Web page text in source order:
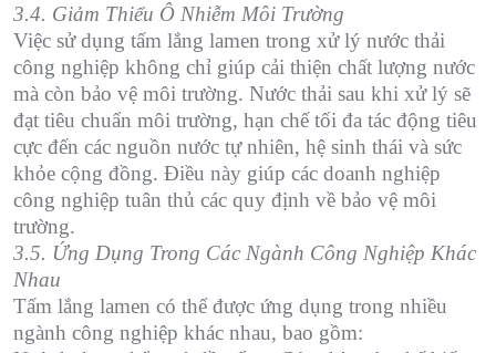
3.4. Giảm Thiểu Ô Nhiễm Môi Trường
Việc sử dụng tấm lắng lamen trong xử lý nước thải
công nghiệp không chỉ giúp cải thiện chất lượng nước
mà còn bảo vệ môi trường. Nước thải sau khi xử lý sẽ
đạt tiêu chuẩn môi trường, hạn chế tối đa tác động tiêu
cực đến các nguồn nước tự nhiên, hệ sinh thái và sức
khỏe cộng đồng. Điều này giúp các doanh nghiệp
công nghiệp tuân thủ các quy định về bảo vệ môi
trường.
3.5. Ứng Dụng Trong Các Ngành Công Nghiệp Khác
Nhau
Tấm lắng lamen có thể được ứng dụng trong nhiều
ngành công nghiệp khác nhau, bao gồm: